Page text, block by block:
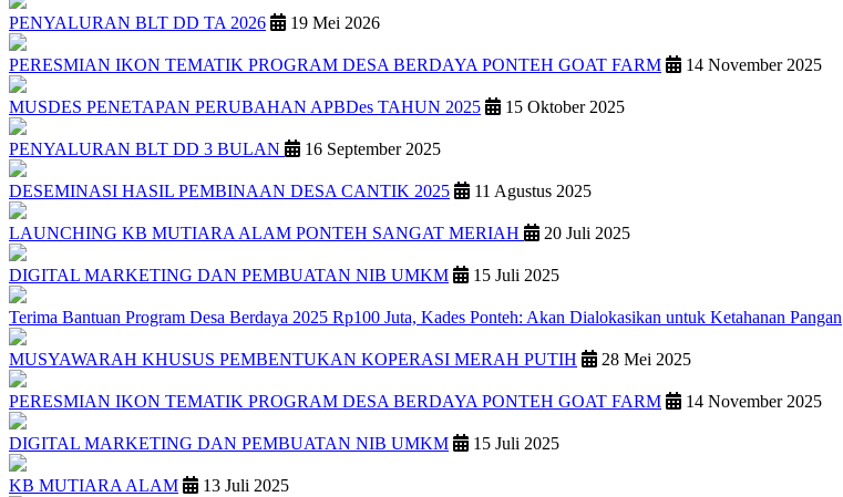
PENYALURAN BLT DD TA 2026 19 Mei 2026
PERESMIAN IKON TEMATIK PROGRAM DESA BERDAYA PONTEH GOAT FARM 14 November 2025
MUSDES PENETAPAN PERUBAHAN APBDes TAHUN 2025 15 Oktober 2025
PENYALURAN BLT DD 3 BULAN 16 September 2025
DESEMINASI HASIL PEMBINAAN DESA CANTIK 2025 11 Agustus 2025
LAUNCHING KB MUTIARA ALAM PONTEH SANGAT MERIAH 20 Juli 2025
DIGITAL MARKETING DAN PEMBUATAN NIB UMKM 15 Juli 2025
Terima Bantuan Program Desa Berdaya 2025 Rp100 Juta, Kades Ponteh: Akan Dialokasikan untuk Ketahanan Pangan
MUSYAWARAH KHUSUS PEMBENTUKAN KOPERASI MERAH PUTIH 28 Mei 2025
PERESMIAN IKON TEMATIK PROGRAM DESA BERDAYA PONTEH GOAT FARM 14 November 2025
DIGITAL MARKETING DAN PEMBUATAN NIB UMKM 15 Juli 2025
KB MUTIARA ALAM 13 Juli 2025